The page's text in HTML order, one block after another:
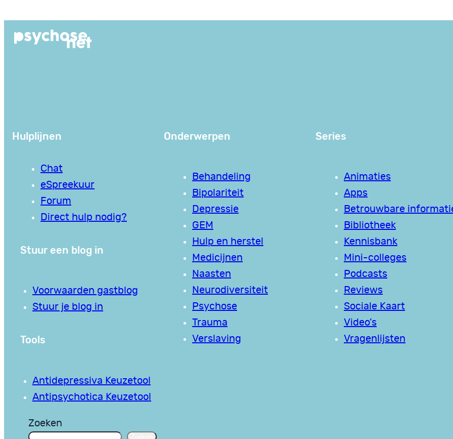
de
Hulplijnen
Chat
eSpreekuur
Forum
Direct hulp nodig?
Stuur een blog in
Voorwaarden gastblog
Stuur je blog in
Tools
Antidepressiva Keuzetool
Antipsychotica Keuzetool
Onderwerpen
Behandeling
Bipolariteit
Depressie
GEM
Hulp en herstel
Medicijnen
Naasten
Neurodiversiteit
Psychose
Trauma
Verslaving
Series
Animaties
Apps
Betrouwbare
Bibliotheek
Kennisbank
Mini-colleges
Podcasts
Reviews
Sociale Kaart
Video’s
Vragenlijsten
Zoeken